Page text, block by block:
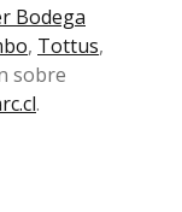
Bodega
, Tottus,
sobre
.